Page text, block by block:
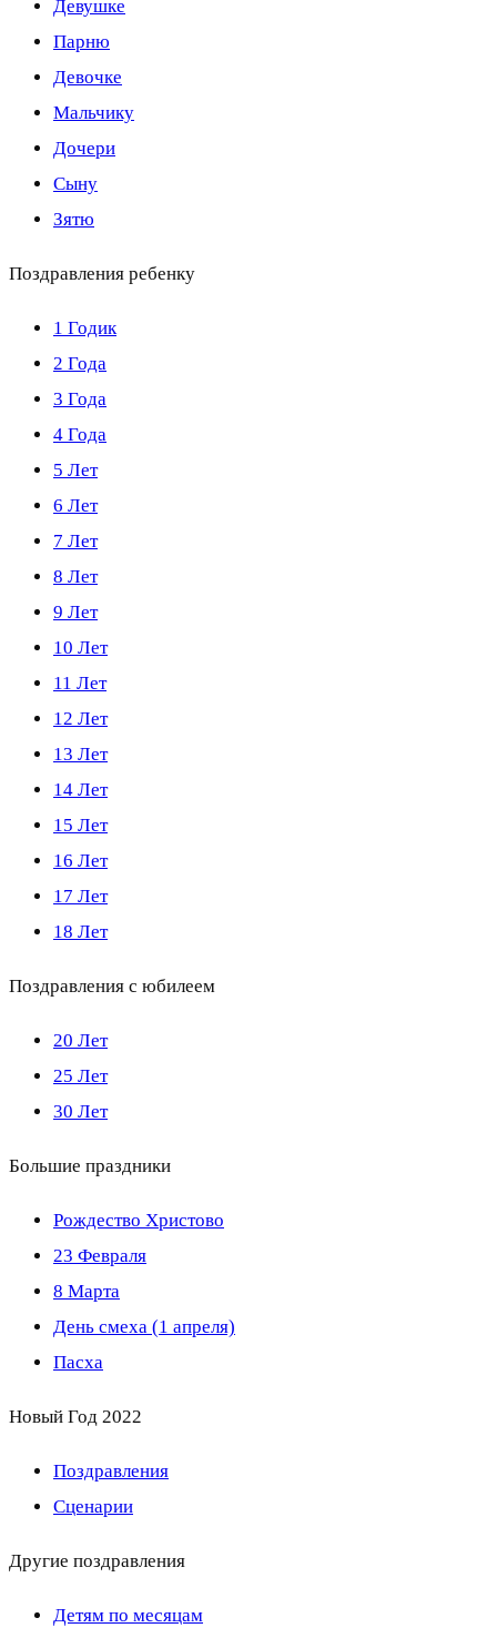
Девушке
Парню
Девочке
Мальчику
Дочери
Сыну
Зятю
Поздравления ребенку
1 Годик
2 Года
3 Года
4 Года
5 Лет
6 Лет
7 Лет
8 Лет
9 Лет
10 Лет
11 Лет
12 Лет
13 Лет
14 Лет
15 Лет
16 Лет
17 Лет
18 Лет
Поздравления с юбилеем
20 Лет
25 Лет
30 Лет
Большие праздники
Рождество Христово
23 Февраля
8 Марта
День смеха (1 апреля)
Пасха
Новый Год 2022
Поздравления
Сценарии
Другие поздравления
Детям по месяцам